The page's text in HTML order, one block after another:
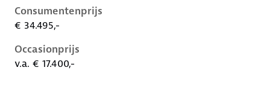
Consumentenprijs
€ 34.495,-
Occasionprijs
v.a. € 17.400,-